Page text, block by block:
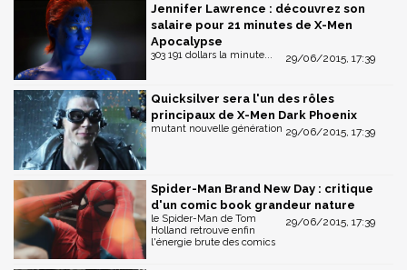
Jennifer Lawrence : découvrez son
salaire pour 21 minutes de X-Men
Apocalypse
29/06/2015, 17:39
303 191 dollars la minute...
Quicksilver sera l'un des rôles
principaux de X-Men Dark Phoenix
29/06/2015, 17:39
mutant nouvelle génération
Spider-Man Brand New Day : critique
d'un comic book grandeur nature
29/06/2015, 17:39
le Spider-Man de Tom
Holland retrouve enfin
l'énergie brute des comics